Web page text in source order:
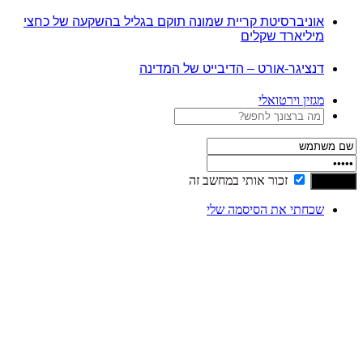
אוניברסיטת קריית שמונה תוקם בגליל בהשקעה של כחצי
מיליארד שקלים
דנציגר-אורט – הדיבייט של המדינה
מגזין וירטואלי
זכור אותי במחשב זה
שכחתי את הסיסמה שלי